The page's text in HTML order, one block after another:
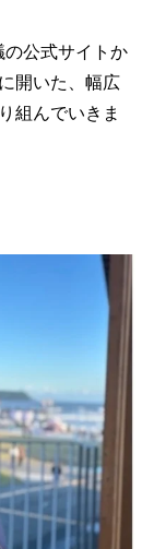
の公式サイトか
開いた、幅広
組んでいきま